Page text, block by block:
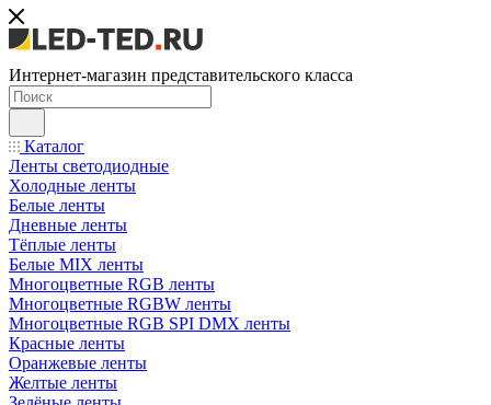
Интернет-магазин представительского класса
Каталог
Ленты светодиодные
Холодные ленты
Белые ленты
Дневные ленты
Тёплые ленты
Белые MIX ленты
Многоцветные RGB ленты
Многоцветные RGBW ленты
Многоцветные RGB SPI DMX ленты
Красные ленты
Оранжевые ленты
Желтые ленты